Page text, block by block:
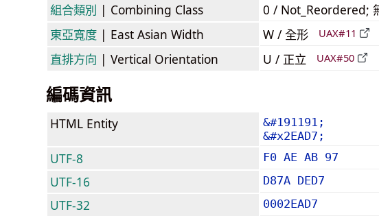
組合類別 | Combining Class
0 / Not_Reordered;
東亞寬度 | East Asian Width W / 全形 UAX#11
直排方向 | Vertical Orientation U / 正立 UAX#50
編碼資訊
HTML Entity
&#191191;
&#x2EAD7;
UTF-8 F0 AE AB 97
UTF-16 D87A DED7
UTF-32 0002EAD7